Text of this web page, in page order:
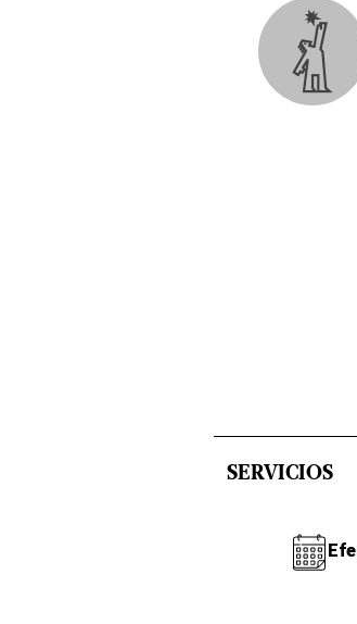
SERVICIOS